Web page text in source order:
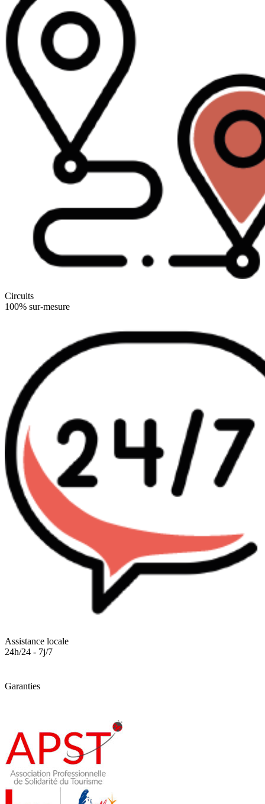
Circuits
100% sur-mesure
Assistance locale
24h/24 - 7j/7
Garanties